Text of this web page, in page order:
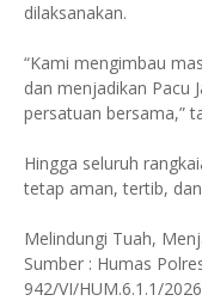
dilaksanakan.
“Kami mengimbau
dan menjadikan Pacu
persatuan bersama,”
Hingga seluruh
tetap aman, tertib,
Melindungi Tuah,
Sumber : Humas
942/VI/HUM.6.1.1/2026